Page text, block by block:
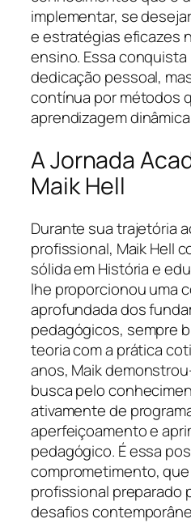
implementar, se
e estratégias eficazes
ensino. Essa
dedicação pessoal,
contínua por métodos
aprendizagem
A Jornada
Maik Hell
Durante sua trajetória
profissional, Maik Hell
sólida em História e
lhe proporcionou uma
aprofundada dos
pedagógicos, sempre
teoria com a prática
anos, Maik
busca pelo
ativamente de
aperfeiçoamento e
pedagógico. É essa
comprometimento,
profissional preparado
desafios